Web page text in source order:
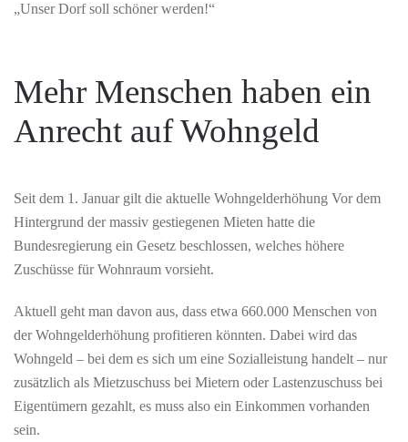
„Unser Dorf soll schöner werden!“
Mehr Menschen haben ein
Anrecht auf Wohngeld
Seit dem 1. Januar gilt die aktuelle Wohngelderhöhung Vor dem
Hintergrund der massiv gestiegenen Mieten hatte die
Bundesregierung ein Gesetz beschlossen, welches höhere
Zuschüsse für Wohnraum vorsieht.
Aktuell geht man davon aus, dass etwa 660.000 Menschen von
der Wohngelderhöhung profitieren könnten. Dabei wird das
Wohngeld – bei dem es sich um eine Sozialleistung handelt – nur
zusätzlich als Mietzuschuss bei Mietern oder Lastenzuschuss bei
Eigentümern gezahlt, es muss also ein Einkommen vorhanden
sein.